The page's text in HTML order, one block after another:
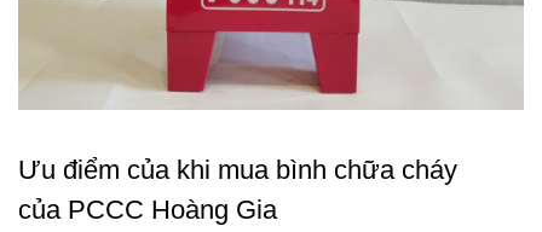
Ưu điểm của khi mua bình chữa cháy
của PCCC Hoàng Gia